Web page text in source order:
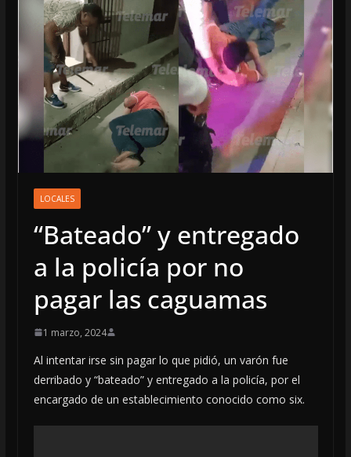
LOCALES
“Bateado” y entregado
a la policía por no
pagar las caguamas
1 marzo, 2024
Al intentar irse sin pagar lo que pidió, un varón fue
derribado y “bateado” y entregado a la policía, por el
encargado de un establecimiento conocido como six.